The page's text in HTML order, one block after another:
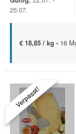
25.07.
€ 18,85 / kg - 16
Verpasst!